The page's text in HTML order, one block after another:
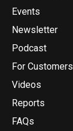
Events
Newsletter
Podcast
For Customers
Videos
Reports
FAQs